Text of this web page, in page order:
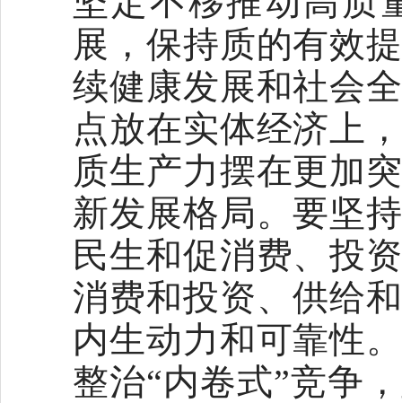
展，保持质的有效
续健康发展和社会
点放在实体经济上
质生产力摆在更加
新发展格局。要坚
民生和促消费、投
消费和投资、供给
内生动力和可靠性
整治“内卷式”竞争